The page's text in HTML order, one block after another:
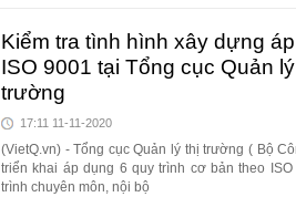
Kiểm tra tình hình xây dựng
ISO 9001 tại Tổng cục Quản
trường
17:11 11-11-2020
(VietQ.vn) - Tổng cục Quản lý thị trường ( Bộ
triển khai áp dụng 6 quy trình cơ bản theo
trình chuyên môn, nội bộ
Việc sử dụng hiệu quả
sách tài khóa không chỉ
nghĩa hỗ trợ ngắn hạn mà
đóng vai trò tạo nền tảng
tăng trưởng bền vững dài